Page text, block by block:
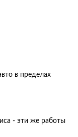
в пределах
- эти же работы